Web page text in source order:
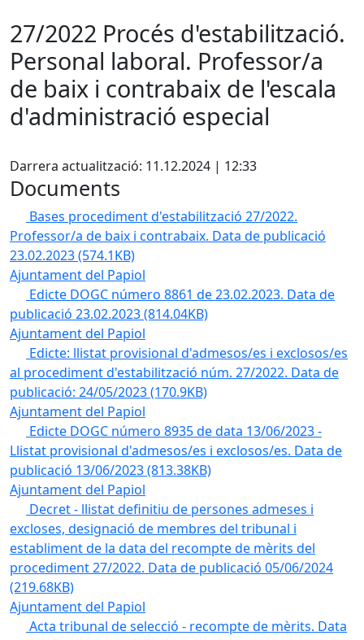
27/2022 Procés d'estabilització.
Personal laboral. Professor/a
de baix i contrabaix de l'escala
d'administració especial
Darrera actualització: 11.12.2024 | 12:33
Documents
Bases procediment d'estabilització 27/2022.
Professor/a de baix i contrabaix. Data de publicació
23.02.2023(574.1KB)
Ajuntament del Papiol
Edicte DOGC número 8861 de 23.02.2023. Data de
publicació 23.02.2023(814.04KB)
Ajuntament del Papiol
Edicte: llistat provisional d'admesos/es i exclosos/es
al procediment d'estabilització núm. 27/2022. Data de
publicació: 24/05/2023(170.9KB)
Ajuntament del Papiol
Edicte DOGC número 8935 de data 13/06/2023 -
Llistat provisional d'admesos/es i exclosos/es. Data de
publicació 13/06/2023(813.38KB)
Ajuntament del Papiol
Decret - llistat definitiu de persones admeses i
excloses, designació de membres del tribunal i
establiment de la data del recompte de mèrits del
procediment 27/2022. Data de publicació 05/06/2024
(219.68KB)
Ajuntament del Papiol
Acta tribunal de selecció - recompte de mèrits. Data